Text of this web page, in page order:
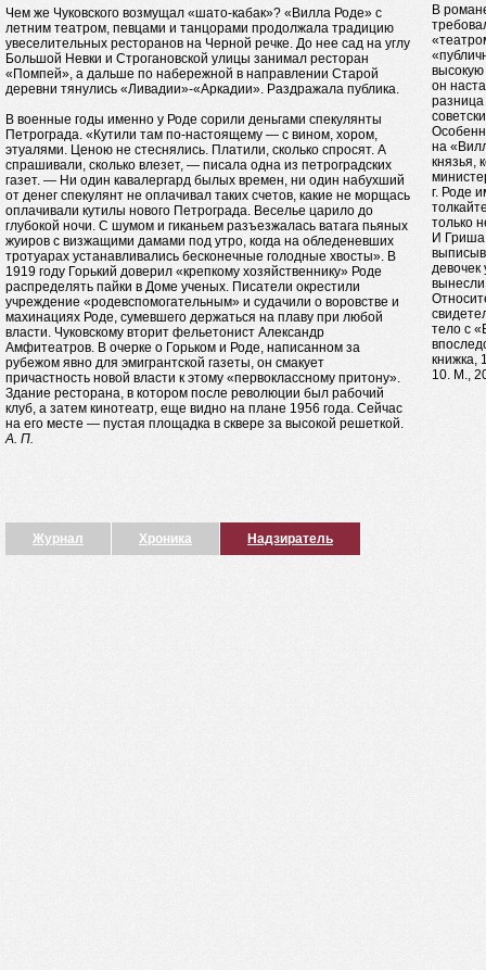
Чем же Чуковского возмущал «шато-кабак»? «Вилла Роде» с
летним театром, певцами и танцорами продолжала традицию
увеселительных ресторанов на Черной речке. До нее сад на углу
Большой Невки и Строгановской улицы занимал ресторан
«Помпей», а дальше по набережной в направлении Старой
деревни тянулись «Ливадии»-«Аркадии». Раздражала публика.
В военные годы именно у Роде сорили деньгами спекулянты
Петрограда. «Кутили там по-настоящему — с вином, хором,
этуалями. Ценою не стеснялись. Платили, сколько спросят. А
спрашивали, сколько влезет, — писала одна из петроградских
газет. — Ни один кавалергард былых времен, ни один набухший
от денег спекулянт не оплачивал таких счетов, какие не морщась
оплачивали кутилы нового Петрограда. Веселье царило до
глубокой ночи. С шумом и гиканьем разъезжалась ватага пьяных
жуиров с визжащими дамами под утро, когда на обледеневших
тротуарах устанавливались бесконечные голодные хвосты». В
1919 году Горький доверил «крепкому хозяйственнику» Роде
распределять пайки в Доме ученых. Писатели окрестили
учреждение «родевспомогательным» и судачили о воровстве и
махинациях Роде, сумевшего держаться на плаву при любой
власти. Чуковскому вторит фельетонист Александр
Амфитеатров. В очерке о Горьком и Роде, написанном за
рубежом явно для эмигрантской газеты, он смакует
причастность новой власти к этому «первоклассному притону».
Здание ресторана, в котором после революции был рабочий
клуб, а затем кинотеатр, еще видно на плане 1956 года. Сейчас
на его месте — пустая площадка в сквере за высокой решеткой.
А. П.
В
он
на
князья,
г. Роде
только
И Гриша
тело с
книжка,
10. М.,
Журнал Хроника Надзиратель